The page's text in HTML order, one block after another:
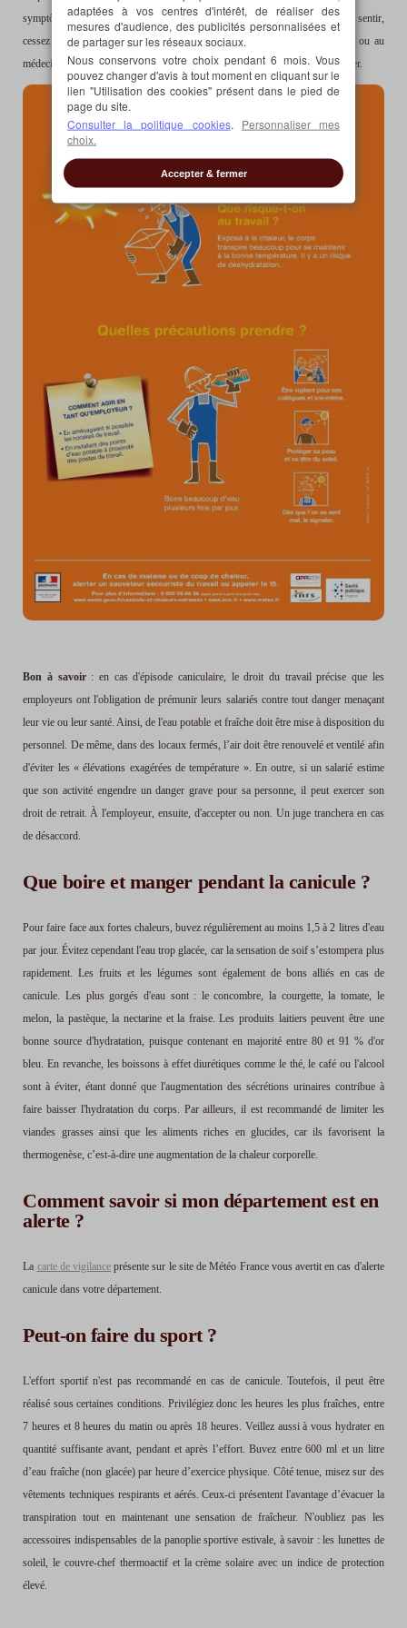
symptômes de malaises (fatigue, étourdissement, maux de tête, etc.) se font sentir,
cessez toute activité et signalez votre état à un collègue, à votre responsable ou au
médecin du travail. Ne prenez en aucun cas le volant. Faites-vous accompagner.
Bon à savoir : en cas d'épisode caniculaire, le droit du travail précise que les
employeurs ont l'obligation de prémunir leurs salariés contre tout danger menaçant
leur vie ou leur santé. Ainsi, de l'eau potable et fraîche doit être mise à disposition du
personnel. De même, dans des locaux fermés, l’air doit être renouvelé et ventilé afin
d'éviter les « élévations exagérées de température ». En outre, si un salarié estime
que son activité engendre un danger grave pour sa personne, il peut exercer son
droit de retrait. À l'employeur, ensuite, d'accepter ou non. Un juge tranchera en cas
de désaccord.
Que boire et manger pendant la canicule ?
Pour faire face aux fortes chaleurs, buvez régulièrement au moins 1,5 à 2 litres d'eau
par jour. Évitez cependant l'eau trop glacée, car la sensation de soif s’estompera plus
rapidement. Les fruits et les légumes sont également de bons alliés en cas de
canicule. Les plus gorgés d'eau sont : le concombre, la courgette, la tomate, le
melon, la pastèque, la nectarine et la fraise. Les produits laitiers peuvent être une
bonne source d'hydratation, puisque contenant en majorité entre 80 et 91 % d'or
bleu. En revanche, les boissons à effet diurétiques comme le thé, le café ou l'alcool
sont à éviter, étant donné que l'augmentation des sécrétions urinaires contribue à
faire baisser l'hydratation du corps. Par ailleurs, il est recommandé de limiter les
viandes grasses ainsi que les aliments riches en glucides, car ils favorisent la
thermogenèse, c’est-à-dire une augmentation de la chaleur corporelle.
Comment savoir si mon département est en
alerte ?
La carte de vigilance présente sur le site de Météo France vous avertit en cas d'alerte
canicule dans votre département.
Peut-on faire du sport ?
L'effort sportif n'est pas recommandé en cas de canicule. Toutefois, il peut être
réalisé sous certaines conditions. Privilégiez donc les heures les plus fraîches, entre
7 heures et 8 heures du matin ou après 18 heures. Veillez aussi à vous hydrater en
quantité suffisante avant, pendant et après l’effort. Buvez entre 600 ml et un litre
d’eau fraîche (non glacée) par heure d’exercice physique. Côté tenue, misez sur des
vêtements techniques respirants et aérés. Ceux-ci présentent l'avantage d’évacuer la
transpiration tout en maintenant une sensation de fraîcheur. N'oubliez pas les
accessoires indispensables de la panoplie sportive estivale, à savoir : les lunettes de
soleil, le couvre-chef thermoactif et la crème solaire avec un indice de protection
élevé.
adaptées à vos centres d'intérêt, de réaliser des
mesures d'audience, des publicités personnalisées et
de partager sur les réseaux sociaux.
Nous conservons votre choix pendant 6 mois. Vous
pouvez changer d'avis à tout moment en cliquant sur le
lien "Utilisation des cookies" présent dans le pied de
page du site.
Consulter la politique cookies. Personnaliser mes
choix.
Accepter & fermer